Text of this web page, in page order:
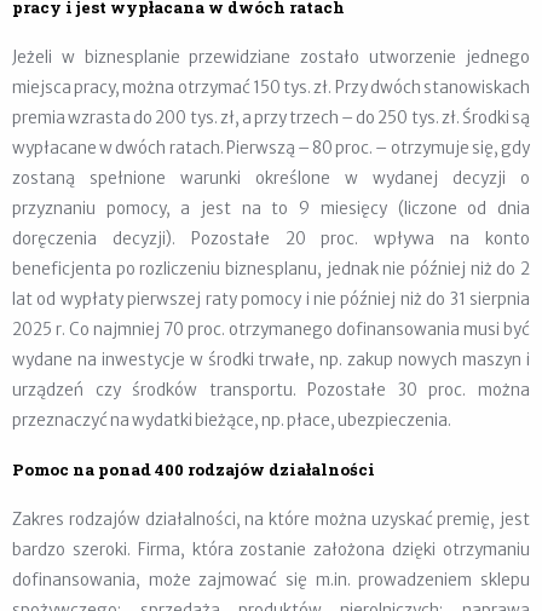
pracy i jest wypłacana w dwóch ratach
Jeżeli w biznesplanie przewidziane zostało utworzenie jednego
miejsca pracy, można otrzymać 150 tys. zł. Przy dwóch stanowiskach
premia wzrasta do 200 tys. zł, a przy trzech – do 250 tys. zł. Środki są
wypłacane w dwóch ratach. Pierwszą – 80 proc. – otrzymuje się, gdy
zostaną spełnione warunki określone w wydanej decyzji o
przyznaniu pomocy, a jest na to 9 miesięcy (liczone od dnia
doręczenia decyzji). Pozostałe 20 proc. wpływa na konto
beneficjenta po rozliczeniu biznesplanu, jednak nie później niż do 2
lat od wypłaty pierwszej raty pomocy i nie później niż do 31 sierpnia
2025 r. Co najmniej 70 proc. otrzymanego dofinansowania musi być
wydane na inwestycje w środki trwałe, np. zakup nowych maszyn i
urządzeń czy środków transportu. Pozostałe 30 proc. można
przeznaczyć na wydatki bieżące, np. płace, ubezpieczenia.
Pomoc na ponad 400 rodzajów działalności
Zakres rodzajów działalności, na które można uzyskać premię, jest
bardzo szeroki. Firma, która zostanie założona dzięki otrzymaniu
dofinansowania, może zajmować się m.in. prowadzeniem sklepu